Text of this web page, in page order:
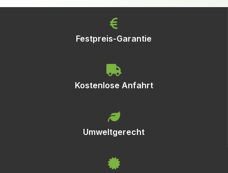
Festpreis-Garantie
Kostenlose Anfahrt
Umweltgerecht